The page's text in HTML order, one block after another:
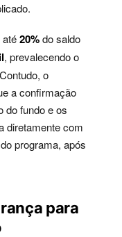
20%do saldo
, prevalecendo o
o
a confirmação
do fundo e os
diretamente com
programa, após
para